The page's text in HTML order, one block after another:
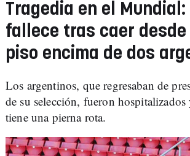
Tragedia en el Mundial:
fallece tras caer desde
piso encima de dos
Los argentinos, que regresaban de
de su selección, fueron
tiene una pierna rota.